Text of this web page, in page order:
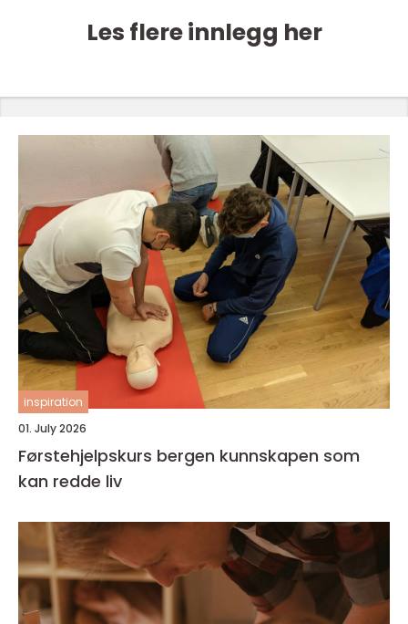
Les flere innlegg her
inspiration
01. July 2026
Førstehjelpskurs bergen kunnskapen som
kan redde liv